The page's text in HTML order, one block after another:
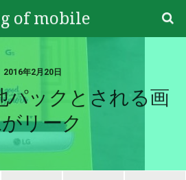
of mobile
2016年2月20日
パックとされる画
リーク